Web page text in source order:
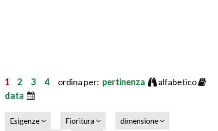
1 2 3 4ordina per: pertinenza
alfabetico
data
Esigenze Fioritura
dimensione